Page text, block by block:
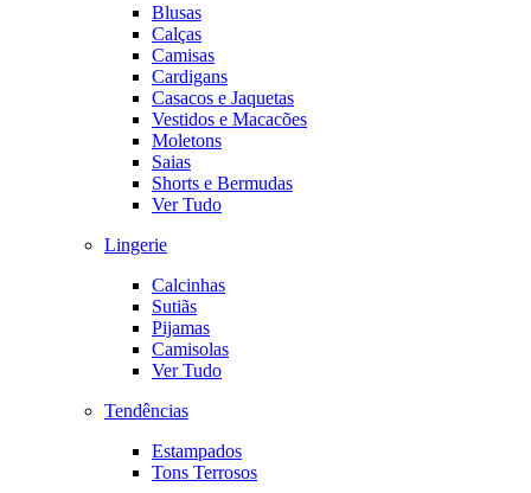
Blusas
Calças
Camisas
Cardigans
Casacos e Jaquetas
Vestidos e Macacões
Moletons
Saias
Shorts e Bermudas
Ver Tudo
Lingerie
Calcinhas
Sutiãs
Pijamas
Camisolas
Ver Tudo
Tendências
Estampados
Tons Terrosos